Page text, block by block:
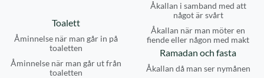
Åkallan i samband med att
något är svårt
Åkallan när man möter en
fiende eller någon med makt
Toalett
Åminnelse när man går in på
toaletten
Åminnelse när man går ut från
toaletten
Ramadan och fasta
Åkallan då man ser nymånen